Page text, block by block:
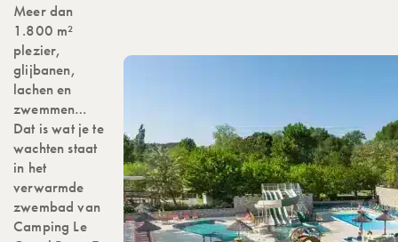
Meer dan
1.800 m²
plezier,
glijbanen,
lachen en
zwemmen…
Dat is wat je te
wachten staat
in het
verwarmde
zwembad van
Camping Le